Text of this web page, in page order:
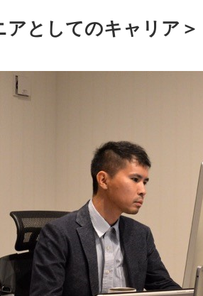
アとしてのキャリア＞